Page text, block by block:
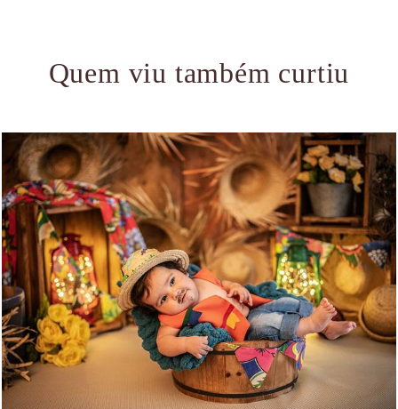
Quem viu também curtiu
1465 6